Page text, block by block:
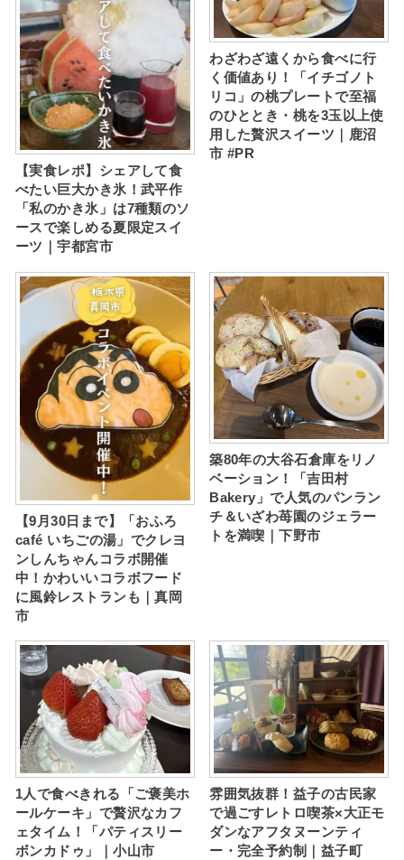
【実食レポ】シェアして食
べたい巨大かき氷！武平作
「私のかき氷」は7種類のソ
ースで楽しめる夏限定スイ
ーツ｜宇都宮市
わざわざ遠くから食べに行
く価値あり！「イチゴノト
リコ」の桃プレートで至福
のひととき・桃を3玉以上使
用した贅沢スイーツ｜鹿沼
市 #PR
【9月30日まで】「おふろ
café いちごの湯」でクレヨ
ンしんちゃんコラボ開催
中！かわいいコラボフード
に風鈴レストランも｜真岡
市
築80年の大谷石倉庫をリノ
ベーション！「吉田村
Bakery」で人気のパンラン
チ＆いざわ苺園のジェラー
トを満喫｜下野市
1人で食べきれる「ご褒美ホ
ールケーキ」で贅沢なカフ
ェタイム！「パティスリー
ボンカドゥ」｜小山市
雰囲気抜群！益子の古民家
で過ごすレトロ喫茶×大正モ
ダンなアフタヌーンティ
ー・完全予約制｜益子町